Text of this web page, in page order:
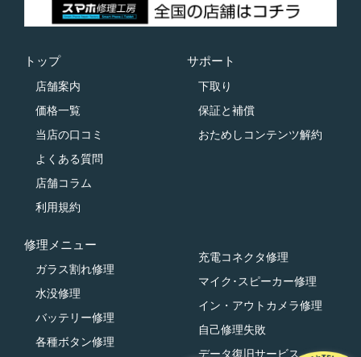
トップ
店舗案内
価格一覧
当店の口コミ
よくある質問
店舗コラム
利用規約
サポート
下取り
保証と補償
おためしコンテンツ解約
修理メニュー
ガラス割れ修理
水没修理
バッテリー修理
各種ボタン修理
充電コネクタ修理
マイク･スピーカー修理
イン・アウトカメラ修理
自己修理失敗
データ復旧サービス